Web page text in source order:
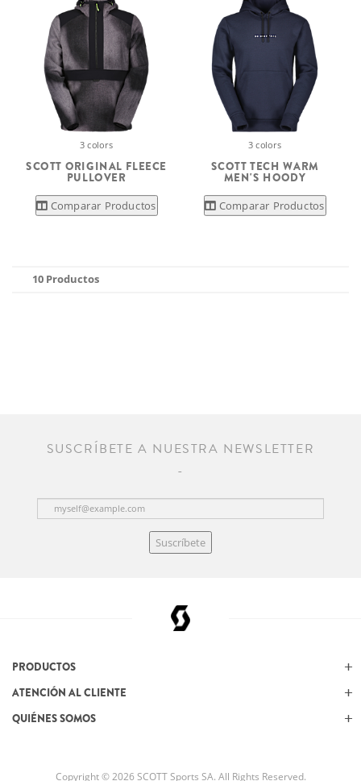
3 colors
SCOTT ORIGINAL FLEECE
PULLOVER
Comparar Productos
3 colors
SCOTT TECH WARM
MEN'S HOODY
Comparar Productos
10 Productos
SUSCRÍBETE A NUESTRA NEWSLETTER
Suscríbete
PRODUCTOS
ATENCIÓN AL CLIENTE
QUIÉNES SOMOS
Copyright © 2026 SCOTT Sports SA. All Rights Reserved.